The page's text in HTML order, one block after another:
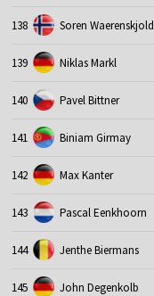
138 Soren Waerenskjold
139 Niklas Markl
140 Pavel Bittner
141 Biniam Girmay
142 Max Kanter
143 Pascal Eenkhoorn
144 Jenthe Biermans
145 John Degenkolb